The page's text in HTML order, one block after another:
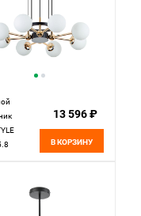
13 596 ₽
В КОРЗИНУ